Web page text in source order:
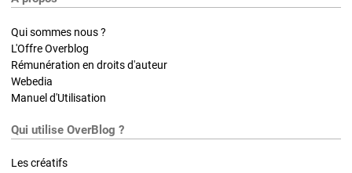
Qui sommes nous ?
L'Offre Overblog
Rémunération en droits d'auteur
Webedia
Manuel d'Utilisation
Qui utilise OverBlog ?
Les créatifs